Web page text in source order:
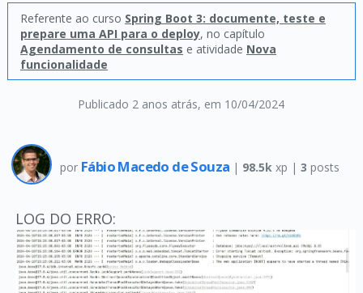
Publicado 2 anos atrás, em 10/04/2024
Referente ao curso Spring Boot 3: documente, teste e
prepare uma API para o deploy, no capítulo
Agendamento de consultas e atividade Nova
funcionalidade
por Fábio Macedo de Souza | 98.5k xp | 3 posts
LOG DO ERRO: